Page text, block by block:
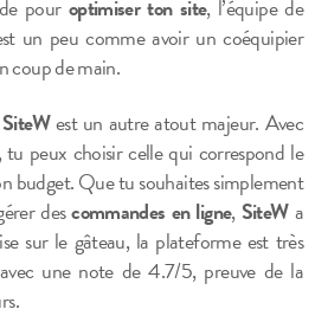
pour optimiser ton site, l’équipe de
un peu comme avoir un coéquipier
coup de main.
SiteWest un autre atout majeur. Avec
peux choisir celle qui correspond le
budget. Que tu souhaites simplement
descommandes en ligne, SiteWa
sur le gâteau, la plateforme est très
une note de 4.7/5, preuve de la